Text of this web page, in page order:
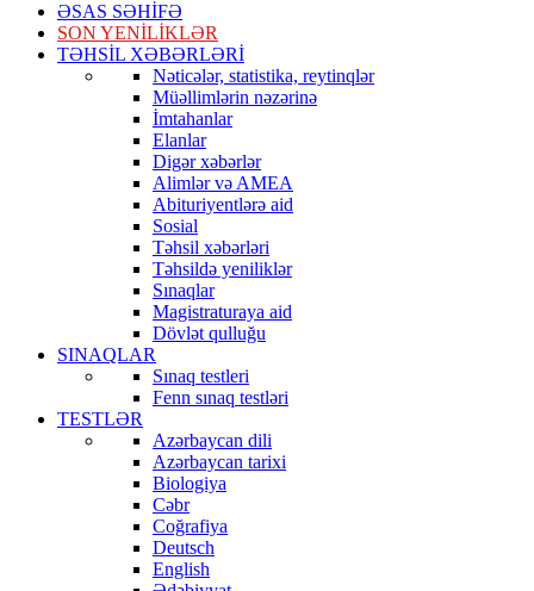
ƏSAS SƏHİFƏ
SON YENİLİKLƏR
TƏHSİL XƏBƏRLƏRİ
Nəticələr, statistika, reytinqlər
Müəllimlərin nəzərinə
İmtahanlar
Elanlar
Digər xəbərlər
Alimlər və AMEA
Abituriyentlərə aid
Sosial
Təhsil xəbərləri
Təhsildə yeniliklər
Sınaqlar
Magistraturaya aid
Dövlət qulluğu
SINAQLAR
Sınaq testleri
Fenn sınaq testləri
TESTLƏR
Azərbaycan dili
Azərbaycan tarixi
Biologiya
Cəbr
Coğrafiya
Deutsch
English